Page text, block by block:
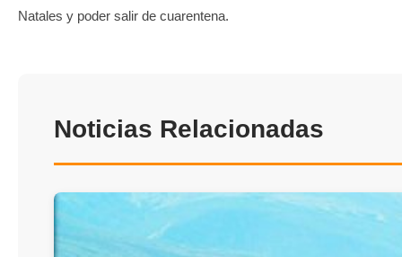
Natales y poder salir de cuarentena.
Noticias Relacionadas